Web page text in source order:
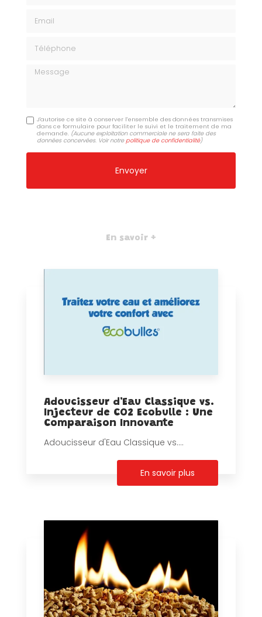
Message
J'autorise ce site à conserver l'ensemble des données transmises
dans ce formulaire pour faciliter le suivi et le traitement de ma
demande. (Aucune exploitation commerciale ne sera faite des
données concervées. Voir notrepolitique de confidentialité)
En savoir +
Adoucisseur d'Eau Classique vs.
Injecteur de CO2 Ecobulle : Une
Comparaison Innovante
Adoucisseur d'Eau Classique vs....
En savoir plus